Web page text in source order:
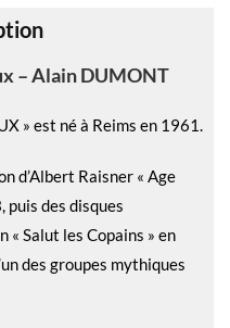
:
– Alain DUMONT
» est né à Reims en 1961.
d’Albert Raisner « Age
puis des disques
« Salut les Copains » en
des groupes mythiques